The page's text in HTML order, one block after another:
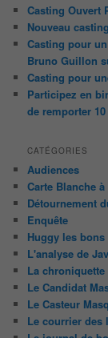
Casting Ouvert
Nouveau
Casting pour
Bruno Guillon
Casting pour
Participez en
de remporter 10
CATÉGORIES
Audiences
Carte Blanche
Détournement
Enquête
Huggy les bons
L'analyse de
La
Le Candidat
Le Casteur
Le courrier des